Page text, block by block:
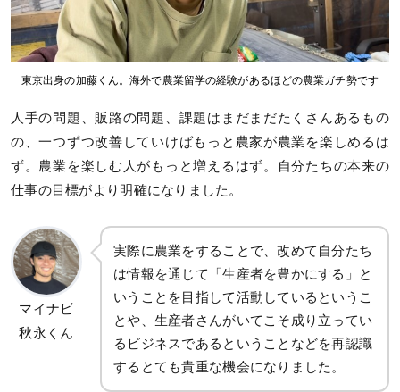
東京出身の加藤くん。海外で農業留学の経験があるほどの農業ガチ勢です
人手の問題、販路の問題、課題はまだまだたくさんあるもの
の、一つずつ改善していけばもっと農家が農業を楽しめるは
ず。農業を楽しむ人がもっと増えるはず。自分たちの本来の
仕事の目標がより明確になりました。
マイナビ
秋永くん
実際に農業をすることで、改めて自分たち
は情報を通じて「生産者を豊かにする」と
いうことを目指して活動しているというこ
とや、生産者さんがいてこそ成り立ってい
るビジネスであるということなどを再認識
するとても貴重な機会になりました。